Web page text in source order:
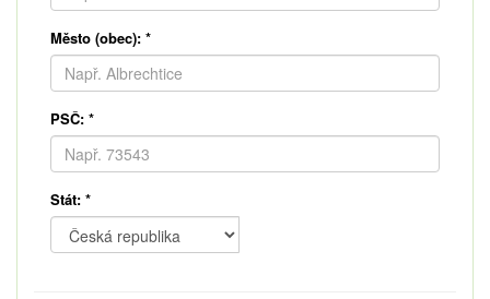
Město (obec): *
PSČ: *
Stát: *